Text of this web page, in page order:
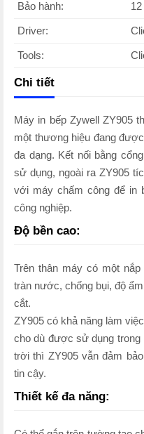
Bảo hành:
Driver:
Tools:
Chi tiết
Máy in bếp Zywell ZY905
một thương hiệu đang
đa dạng. Kết nối bằng
sử dụng, ngoài ra ZY905
với máy chấm công để in
công nghiệp.
Độ bền cao:
Trên thân máy có một
tràn nước, chống bụi, độ
cắt.
ZY905 có khả năng làm
cho dù được sử dụng trong
trời thì ZY905 vẫn đảm
tin cậy.
Thiết kế đa năng: